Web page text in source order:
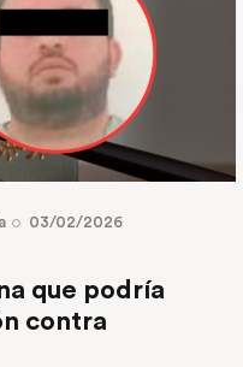
03/02/2026
que podría
contra